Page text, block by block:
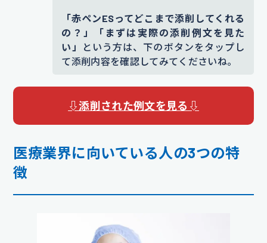
「赤ペンESってどこまで添削してくれる
の？」「まずは実際の添削例文を見た
い」
という方は、下のボタンをタップし
て添削内容を確認してみてくださいね。
⇩添削された例文を見る⇩
医療業界に向いている人の3つの特
徴